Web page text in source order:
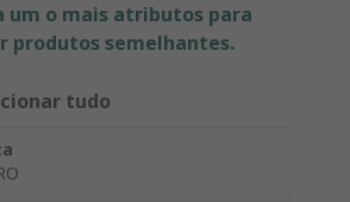
um o mais atributos para
produtos semelhantes.
tudo